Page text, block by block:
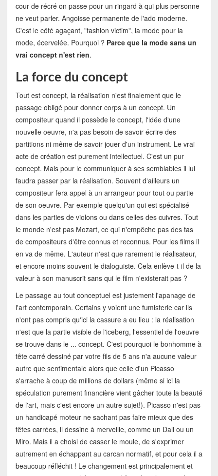
cour de récré on passe pour un ringard à qui plus personne
ne veut parler. Angoisse permanente de l'ado moderne.
C'est le côté agaçant, "fashion victim", la mode pour la
mode, écervelée. Pourquoi ? Parce que la mode sans un
vrai concept n'est rien.
La force du concept
Tout est concept, la réalisation n'est finalement que le
passage obligé pour donner corps à un concept. Un
compositeur quand il possède le concept, l'idée d'une
nouvelle oeuvre, n'a pas besoin de savoir écrire des
partitions ni même de savoir jouer d'un instrument. Le vrai
acte de création est purement intellectuel. C'est un pur
concept. Mais pour le communiquer à ses semblables il lui
faudra passer par la réalisation. Souvent d'ailleurs un
compositeur fera appel à un arrangeur pour tout ou partie
de son oeuvre. Par exemple quelqu'un qui est spécialisé
dans les parties de violons ou dans celles des cuivres. Tout
le monde n'est pas Mozart, ce qui n'empêche pas des tas
de compositeurs d'être connus et reconnus. Pour les films il
en va de même. L'auteur n'est que rarement le réalisateur,
et encore moins souvent le dialoguiste. Cela enlève-t-il de la
valeur à son manuscrit sans qui le film n'existerait pas ?
Le passage au tout conceptuel est justement l'apanage de
l'art contemporain. Certains y voient une fumisterie car ils
n'ont pas compris qu'ici la cassure a eu lieu : la réalisation
n'est que la partie visible de l'iceberg, l'essentiel de l'oeuvre
se trouve dans le ... concept. C'est pourquoi le bonhomme à
tête carré dessiné par votre fils de 5 ans n'a aucune valeur
autre que sentimentale alors que celle d'un Picasso
s'arrache à coup de millions de dollars (même si ici la
spéculation purement financière vient gâcher toute la beauté
de l'art, mais c'est encore un autre sujet!). Picasso n'est pas
un handicapé moteur ne sachant pas faire mieux que des
têtes carrées, il dessine à merveille, comme un Dali ou un
Miro. Mais il a choisi de casser le moule, de s'exprimer
autrement en échappant au carcan normatif, et pour cela il a
beaucoup réfléchit ! Le changement est principalement et